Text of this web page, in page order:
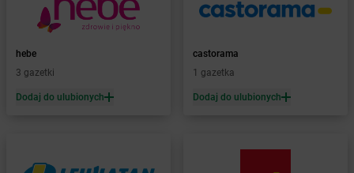
Żabka Bestwinka
Żabka Bezrzecze
Żabka
Żabka Biała
Żabka
Biała Druga
Żabka Białe Błota
hebe
3 gazetki
Dodaj do ulubionych
castorama
1 gazetka
Dodaj do ulubionych